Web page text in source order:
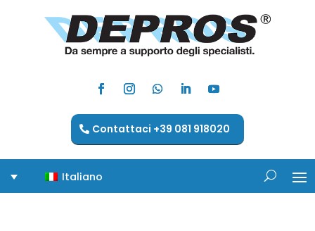
Contattaci +39 081 918020
Italiano